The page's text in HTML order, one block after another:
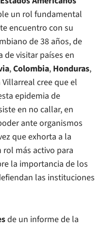
un rol fundamental
encuentro con su
de 38 años, de
de visitar países en
,Colombia, Honduras,
cree que el
epidemia de
en no callar, en
ante organismos
que exhorta a la
rol más activo para
la importancia de los
las instituciones
de un informe de la